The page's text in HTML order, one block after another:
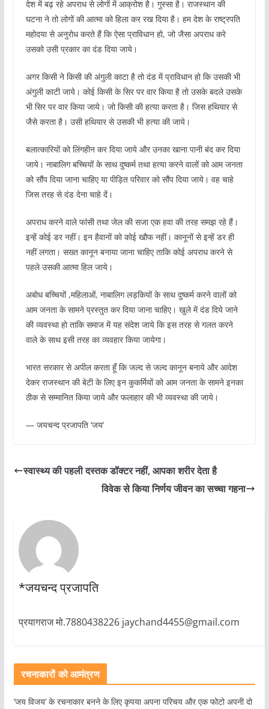
देश में बढ़ रहे अपराध से लोगों में आक्रोश है। गुस्सा है। राजस्थान की
घटना ने तो लोगों की आत्मा को हिला कर रख दिया है। हम देश के राष्ट्रपति
महोदया से अनुरोध करते हैं कि ऐसा प्राविधान हो, जो जैसा अपराध करे
उसको उसी प्रकार का दंड दिया जाये।
अगर किसी ने किसी की अंगुली काटा है तो दंड में प्राविधान हो कि उसकी भी
अंगुली काटी जाये। कोई किसी के सिर पर वार किया है तो उसके बदले उसके
भी सिर पर वार किया जाये। जो किसी की हत्या करता है। जिस हथियार से
जैसे करता है। उसी हथियार से उसकी भी हत्या की जाये।
बलात्कारियों को लिंगहीन कर दिया जाये और उनका खाना पानी बंद कर दिया
जाये। नाबालिग बच्चियों के साथ दुष्कर्म तथा हत्या करने वालों को आम जनता
को सौंप दिया जाना चाहिए या पीड़ित परिवार को सौंप दिया जाये। वह चाहे
जिस तरह से दंड देना चाहे दें।
अपराध करने वाले फांसी तथा जेल की सजा एक हवा की तरह समझ रहे हैं।
इन्हें कोई डर नहीं। इन हैवानों को कोई खौफ नहीं। कानूनों से इन्हें डर ही
नहीं लगता। सख्त कानून बनाया जाना चाहिए ताकि कोई अपराध करने से
पहले उसकी आत्मा हिल जाये।
अबोध बच्चियों ,महिलाओं, नाबालिग लड़कियों के साथ दुष्कर्म करने वालों को
आम जनता के सामने प्रस्तुत कर दिया जाना चाहिए। खुले में दंड दिये जाने
की व्यवस्था हो ताकि समाज में यह संदेश जाये कि इस तरह से गलत करने
वाले के साथ इसी तरह का व्यवहार किया जायेगा।
भारत सरकार से अपील करता हूँ कि जल्द से जल्द कानून बनाये और आदेश
देकर राजस्थान की बेटी के लिए इन कुकर्मियों को आम जनता के सामने इनका
ठीक से सम्मानित किया जाये और फलाहार की भी व्यवस्था की जाये।
— जयचन्द प्रजापति ‘जय’
स्वास्थ्य की पहली दस्तक डॉक्टर नहीं, आपका शरीर देता है
विवेक से किया निर्णय जीवन का सच्चा गहना
*जयचन्द प्रजापति
प्रयागराज मो.7880438226 jaychand4455@gmail.com
रचनाकारों को आमंत्रण
‘जय विजय’ के रचनाकार बनने के लिए कृपया अपना परिचय और एक फोटो अपनी दो